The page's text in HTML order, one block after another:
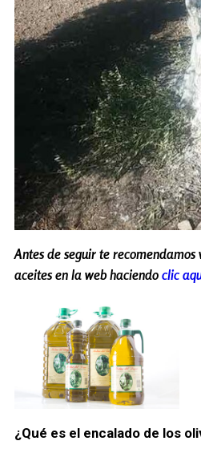
Antes de seguir te
aceites en la web haciendo clic
¿Qué es el encalado de los